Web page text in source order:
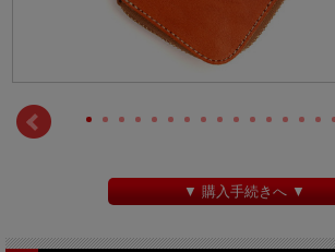
▼ 購入手続きへ ▼